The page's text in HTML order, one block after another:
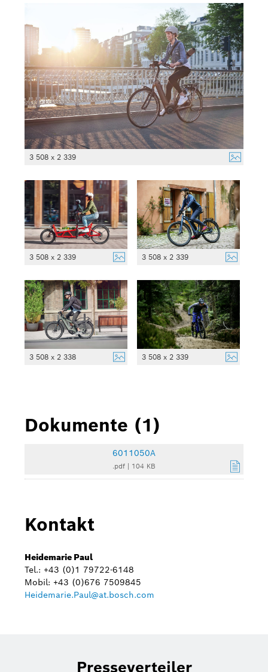
3 508 x 2 339
3 508 x 2 339 3 508 x 2 339
3 508 x 2 338 3 508 x 2 339
Dokumente (1)
6011050A
.pdf 104 KB
Kontakt
Heidemarie Paul
Tel.: +43 (0)1 79722-6148
Mobil: +43 (0)676 7509845
Heidemarie.Paul@at.bosch.com
Presseverteiler